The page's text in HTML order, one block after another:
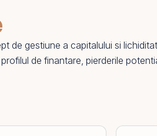
de gestiune a capitalului si
de finantare, pierderile